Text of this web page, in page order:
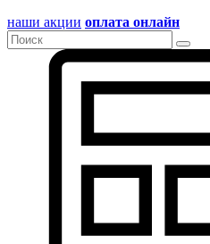
наши акции оплата онлайн